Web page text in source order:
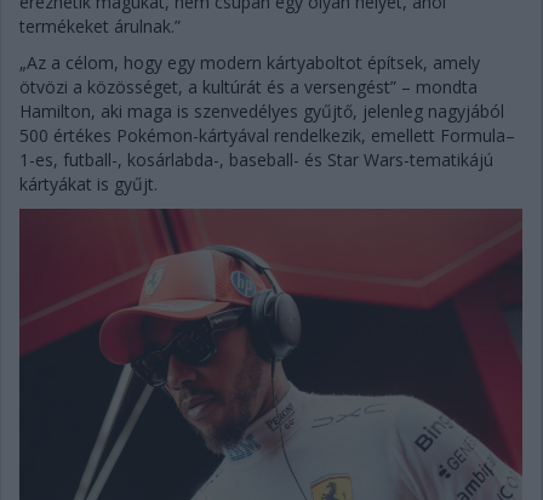
termékeket árulnak.”
„Az a célom, hogy egy modern kártyaboltot építsek, amely
ötvözi a közösséget, a kultúrát és a versengést” – mondta
Hamilton, aki maga is szenvedélyes gyűjtő, jelenleg nagyjából
500 értékes Pokémon-kártyával rendelkezik, emellett Formula–
1-es, futball-, kosárlabda-, baseball- és Star Wars-tematikájú
kártyákat is gyűjt.